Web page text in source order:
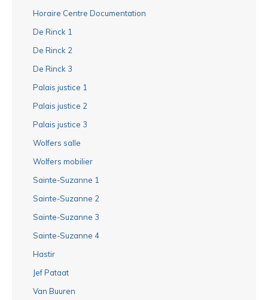
Horaire Centre Documentation
De Rinck 1
De Rinck 2
De Rinck 3
Palais justice 1
Palais justice 2
Palais justice 3
Wolfers salle
Wolfers mobilier
Sainte-Suzanne 1
Sainte-Suzanne 2
Sainte-Suzanne 3
Sainte-Suzanne 4
Hastir
Jef Pataat
Van Buuren